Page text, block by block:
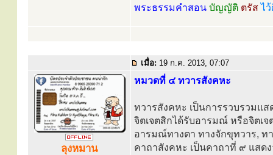
พระธรรมคำสอน บัญญัติ ตรัสไ
เมื่อ: 19 ก.ค. 2013, 07:07
ลุงหมาน
หมวดที่ ๔ ทวารสังคหะ
ทวารสังคหะ เป็นการรวบรวมแ
จิตเจตสิกได้รับอารมณ์ หรือจิตเ
อารมณ์ทางตา ทางจักขุทวาร, ท
คาถาสังคหะ เป็นคาถาที่ ๙ แสดง